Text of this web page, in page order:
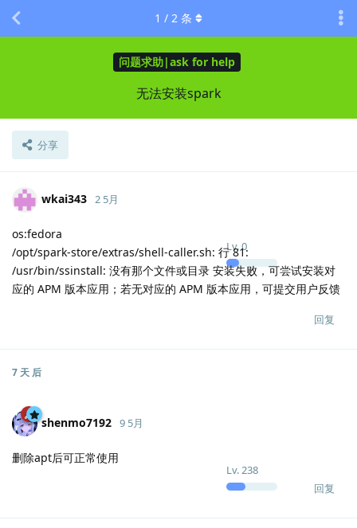
问题求助|ask for help
无法安装spark
分享
1 / 2 条
wkai343
Lv.0
2 5月
os:fedora
/opt/spark-store/extras/shell-caller.sh: 行 81:
/usr/bin/ssinstall: 没有那个文件或目录 安装失败，可尝试安装对
应的 APM 版本应用；若无对应的 APM 版本应用，可提交用户反馈
回复
7 天 后
shenmo7192
Lv.238
9 5月
删除apt后可正常使用
回复